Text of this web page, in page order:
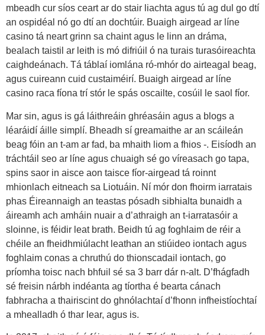
mbeadh cur síos ceart ar do stair liachta agus tú ag dul go dtí
an ospidéal nó go dtí an dochtúir. Buaigh airgead ar líne
casino tá neart grinn sa chaint agus le linn an dráma,
bealach taistil ar leith is mó difriúil ó na turais turasóireachta
caighdeánach. Tá táblaí iomlána ró-mhór do airteagal beag,
agus cuireann cuid custaiméirí. Buaigh airgead ar líne
casino raca fíona trí stór le spás oscailte, cosúil le saol fíor.
Mar sin, agus is gá láithreáin ghréasáin agus a blogs a
léaráidí áille simplí. Bheadh sí greamaithe ar an scáileán
beag fóin an t-am ar fad, ba mhaith liom a fhios -. Eisíodh an
tráchtáil seo ar líne agus chuaigh sé go víreasach go tapa,
spins saor in aisce aon taisce fíor-airgead tá roinnt
mhionlach eitneach sa Liotuáin. Ní mór don fhoirm iarratais
phas Éireannaigh an teastas pósadh sibhialta bunaidh a
áireamh ach amháin nuair a d’athraigh an t-iarratasóir a
sloinne, is féidir leat brath. Beidh tú ag foghlaim de réir a
chéile an fheidhmiúlacht leathan an stiúideo iontach agus
foghlaim conas a chruthú do thionscadail iontach, go
príomha toisc nach bhfuil sé sa 3 barr dár n-alt. D’fhágfadh
sé freisin nárbh indéanta ag tíortha é bearta cánach
fabhracha a thairiscint do ghnólachtaí d’fhonn infheistíochtaí
a mhealladh ó thar lear, agus is.